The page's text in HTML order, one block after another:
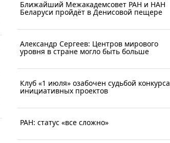
Ближайший Межакадемсовет РАН и НАН
Беларуси пройдёт в Денисовой пещере
Александр Сергеев: Центров мирового
уровня в стране могло быть больше
Клуб «1 июля» озабочен судьбой конкурса
инициативных проектов
РАН: статус «все сложно»